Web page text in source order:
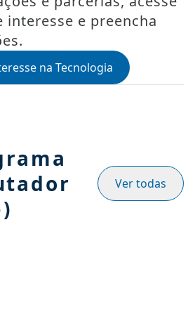
e preencha
na Tecnologia
Ver todas